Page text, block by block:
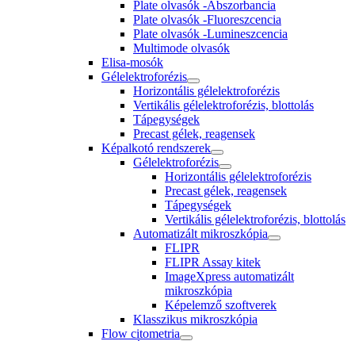
Plate olvasók -Abszorbancia
Plate olvasók -Fluoreszcencia
Plate olvasók -Lumineszcencia
Multimode olvasók
Elisa-mosók
Gélelektroforézis
Horizontális gélelektroforézis
Vertikális gélelektroforézis, blottolás
Tápegységek
Precast gélek, reagensek
Képalkotó rendszerek
Gélelektroforézis
Horizontális gélelektroforézis
Precast gélek, reagensek
Tápegységek
Vertikális gélelektroforézis, blottolás
Automatizált mikroszkópia
FLIPR
FLIPR Assay kitek
ImageXpress automatizált
mikroszkópia
Képelemző szoftverek
Klasszikus mikroszkópia
Flow citometria